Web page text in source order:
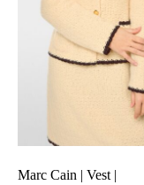
Marc Cain | Vest |